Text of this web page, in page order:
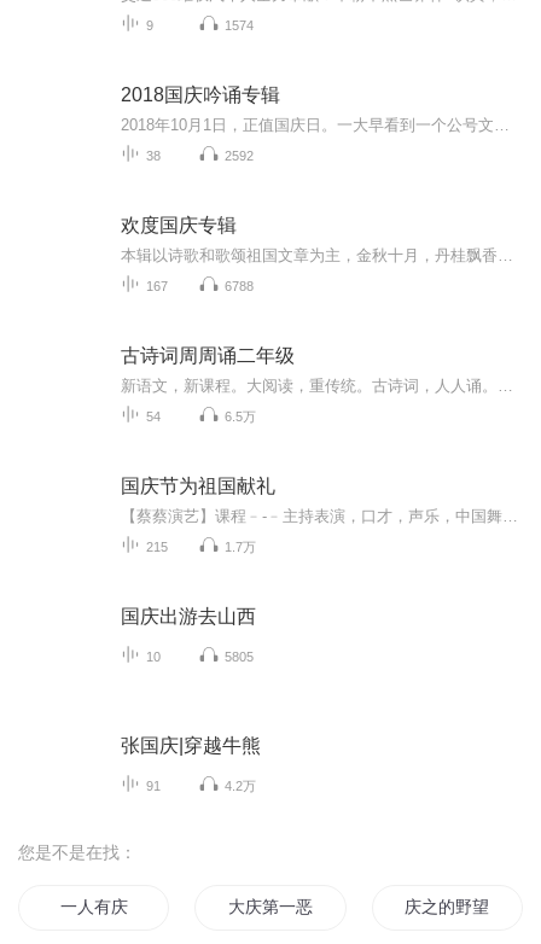
9 1574
2018国庆吟诵专辑
38 2592
欢度国庆专辑
167 6788
古诗词周周诵二年级
54 6.5万
国庆节为祖国献礼
215 1.7万
国庆出游去山西
10 5805
张国庆|穿越牛熊
91 4.2万
您是不是在找：
一人有庆 大庆第一恶 庆之的野望